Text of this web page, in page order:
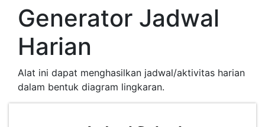
Generator Jadwal
Harian
Alat ini dapat menghasilkan jadwal/aktivitas harian
dalam bentuk diagram lingkaran.